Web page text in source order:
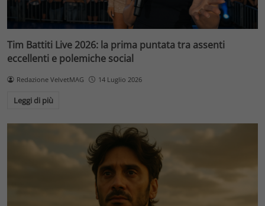
Tim Battiti Live 2026: la prima puntata tra assenti
eccellenti e polemiche social
Redazione VelvetMAG 14 Luglio 2026
Leggi di più